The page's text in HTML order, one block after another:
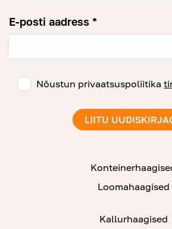
E-posti aadress *
Nõustun privaatsuspoliitika
Loomahaagised
Kallurhaagised